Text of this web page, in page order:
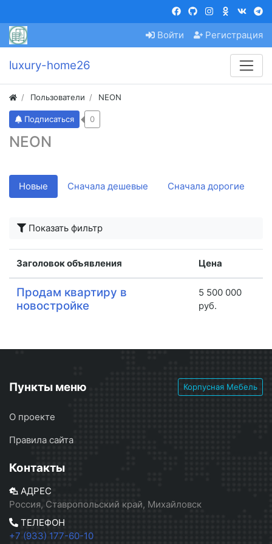
Войти Регистрация
luxury-home26
Пользователи NEON
NEON
Подписаться 0
Новые Сначала дешевые Сначала дорогие
Показать фильтр
Заголовок объявления Цена
Продам квартиру в
новостройке
5 500 000
руб.
Пункты меню Корпусная Мебель
О проекте
Правила сайта
Контакты
АДРЕС
Россия, Ставропольский край, Михайловск
ТЕЛЕФОН
+7 (933) 177-60-10